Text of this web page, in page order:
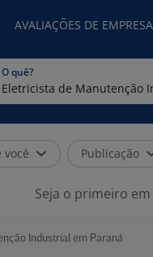
AVALIAÇÕES DE
O quê?
você Publicação
Seja o primeiro
Industrial em Paraná